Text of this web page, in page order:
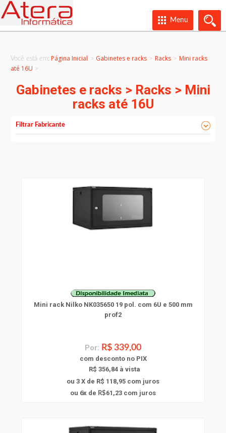
Menu
Você está em: Página Inicial Gabinetes e racks > Racks > Mini racks
até 16U >
Gabinetes e racks > Racks > Mini
racks até 16U
Filtrar Fabricante
Mini rack Nilko NK035650 19 pol. com 6U e 500 mm
prof2
Por: R$ 339,00
com desconto no PIX
R$ 356,84 à vista
ou 3 X de R$ 118,95 com juros
ou 6x de R$61,23 com juros